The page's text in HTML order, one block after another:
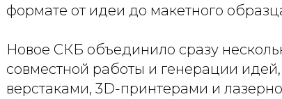
формате от идеи до макетного
Новое СКБ объединило сразу
совместной работы и генерации
верстаками, 3D-принтерами и